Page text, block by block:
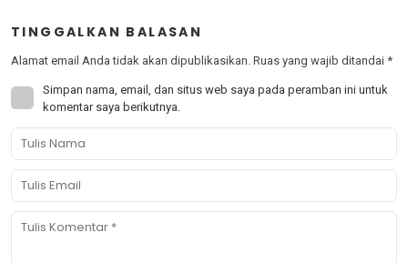
TINGGALKAN BALASAN
Alamat email Anda tidak akan dipublikasikan. Ruas yang wajib ditandai *
Simpan nama, email, dan situs web saya pada peramban ini untuk
komentar saya berikutnya.